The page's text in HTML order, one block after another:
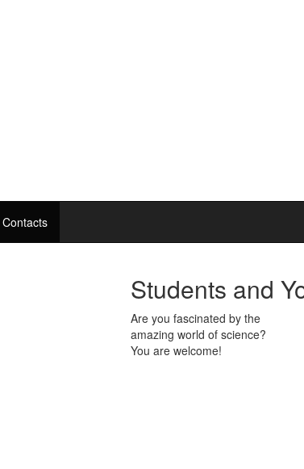
Contacts
Students and
Are you fascinated by the
amazing world of science?
You are welcome!